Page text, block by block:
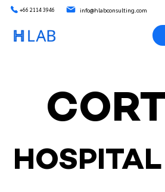
+66 2114 3946 info@hlabconsulting.com
HOSPITAL